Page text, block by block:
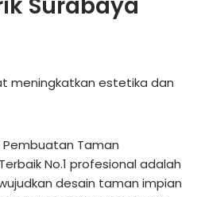
meningkatkan estetika dan
Taman
No.1 profesional adalah
desain taman impian